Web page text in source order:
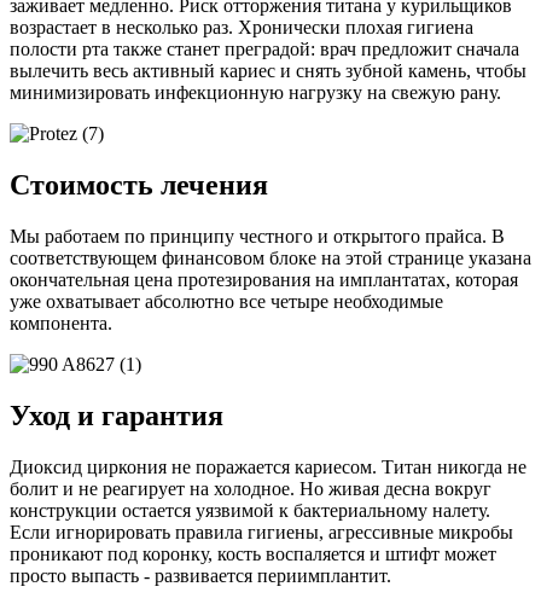
заживает медленно. Риск отторжения титана у курильщиков
возрастает в несколько раз. Хронически плохая гигиена
полости рта также станет преградой: врач предложит сначала
вылечить весь активный кариес и снять зубной камень, чтобы
минимизировать инфекционную нагрузку на свежую рану.
Стоимость лечения
Мы работаем по принципу честного и открытого прайса. В
соответствующем финансовом блоке на этой странице указана
окончательная цена протезирования на имплантатах, которая
уже охватывает абсолютно все четыре необходимые
компонента.
Уход и гарантия
Диоксид циркония не поражается кариесом. Титан никогда не
болит и не реагирует на холодное. Но живая десна вокруг
конструкции остается уязвимой к бактериальному налету.
Если игнорировать правила гигиены, агрессивные микробы
проникают под коронку, кость воспаляется и штифт может
просто выпасть - развивается периимплантит.